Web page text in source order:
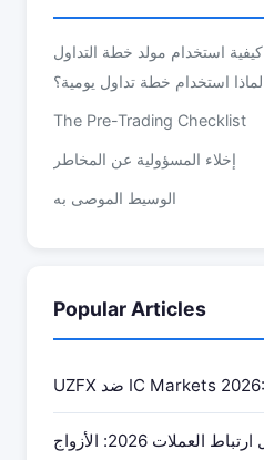
كيفية استخدام مولد خطة التداول
لماذا استخدام خطة تداول يومية؟
The Pre-Trading Checklist
إخلاء المسؤولية عن المخاطر
الوسيط الموصى به
Popular Articles